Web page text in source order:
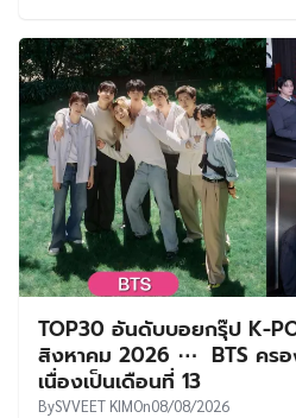
TOP30 อันดับบอยกรุ๊ป K-
สิงหาคม 2026 ⋯ BTS คร
เนื่องเป็นเดือนที่ 13
BySVVEET KIMOn08/08/2026